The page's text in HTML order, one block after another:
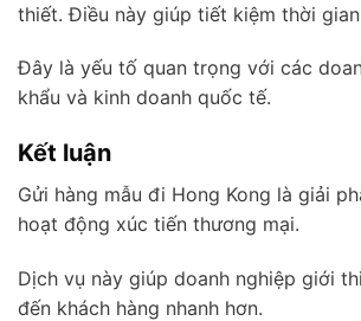
thiết. Điều này giúp tiết kiệm thời
Đây là yếu tố quan trọng với các
khẩu và kinh doanh quốc tế.
Kết luận
Gửi hàng mẫu đi Hong Kong là giải
hoạt động xúc tiến thương mại.
Dịch vụ này giúp doanh nghiệp giới
đến khách hàng nhanh hơn.